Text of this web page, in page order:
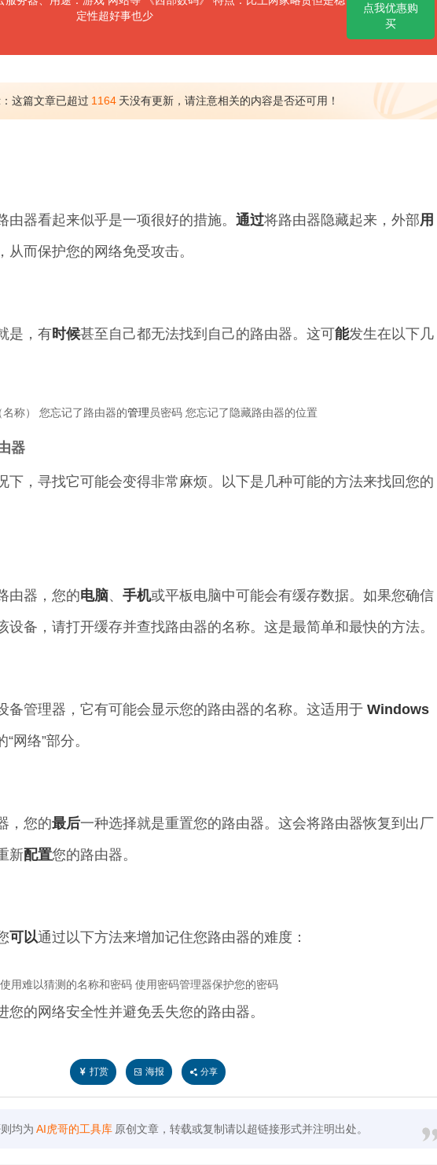
定性超好事也少
点我优惠购
买
这篇文章已超过 1164 天没有更新，请注意相关的内容是否还可用！
由器看起来似乎是一项很好的措施。 通过将路由器隐藏起来，外部用
从而保护您的网络免受攻击。
是，有时候甚至自己都无法找到自己的路由器。这可能发生在以下几
称） 您忘记了路由器的管理员密码 您忘记了隐藏路由器的位置
器
下，寻找它可能会变得非常麻烦。以下是几种可能的方法来找回您的
由器，您的电脑、 手机或平板电脑中可能会有缓存数据。如果您确信
设备，请打开缓存并查找路由器的名称。这是最简单和最快的方法。
备管理器，它有可能会显示您的路由器的名称。这适用于 Windows
“网络”部分。
，您的最后一种选择就是重置您的路由器。这会将路由器恢复到出厂
新配置您的路由器。
可以通过以下方法来增加记住您路由器的难度：
用难以猜测的名称和密码 使用密码管理器保护您的密码
您的网络安全性并避免丢失您的路由器。
打赏 海报 分享
均为 AI虎哥的工具库 原创文章，转载或复制请以超链接形式并注明出处。